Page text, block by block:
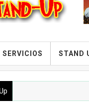
SERVICIOS STAND